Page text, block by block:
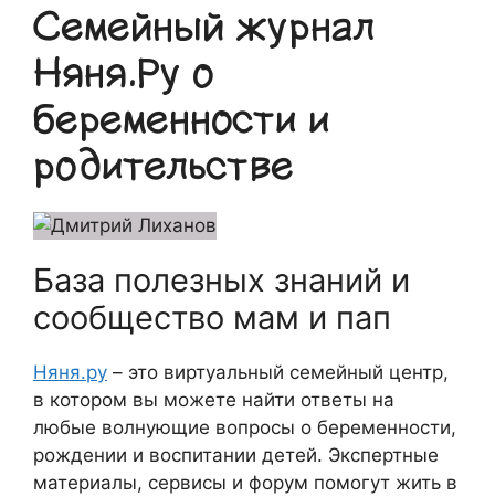
Семейный журнал
Няня.Ру о
беременности и
родительстве
База полезных знаний и
сообщество мам и пап
Няня.ру – это виртуальный семейный центр,
в котором вы можете найти ответы на
любые волнующие вопросы о беременности,
рождении и воспитании детей. Экспертные
материалы, сервисы и форум помогут жить в